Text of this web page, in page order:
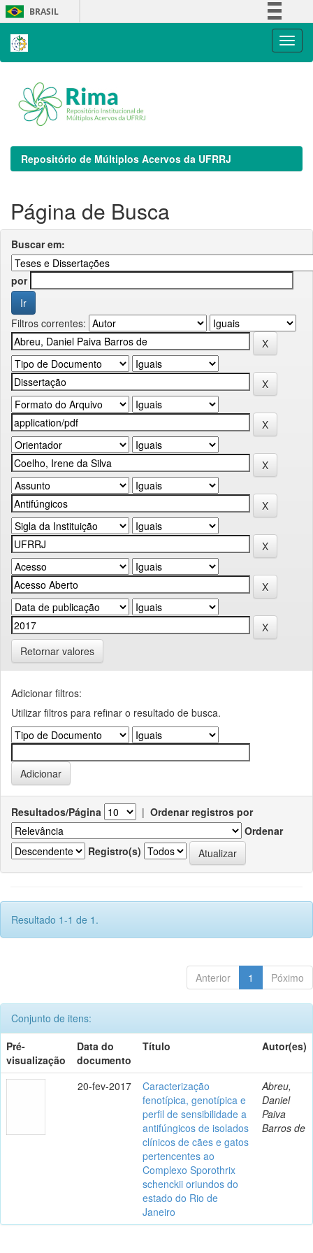
Skip
navigation
BRASIL
Repositório de Múltiplos Acervos da UFRRJ
Página de Busca
Buscar em:
por
Filtros correntes:
Retornar valores
Adicionar filtros:
Utilizar filtros para refinar o resultado de busca.
Resultados/Página | Ordenar registros por
Ordenar
Registro(s)
Resultado 1-1 de 1.
Anterior 1 Póximo
Conjunto de itens:
Pré-
visualização
Data do
documento
Título Autor(es)
20-fev-2017
Caracterização
fenotípica, genotípica e
perfil de sensibilidade a
antifúngicos de isolados
clínicos de cães e gatos
pertencentes ao
Complexo Sporothrix
schenckii oriundos do
estado do Rio de
Janeiro
Abreu,
Daniel
Paiva
Barros de